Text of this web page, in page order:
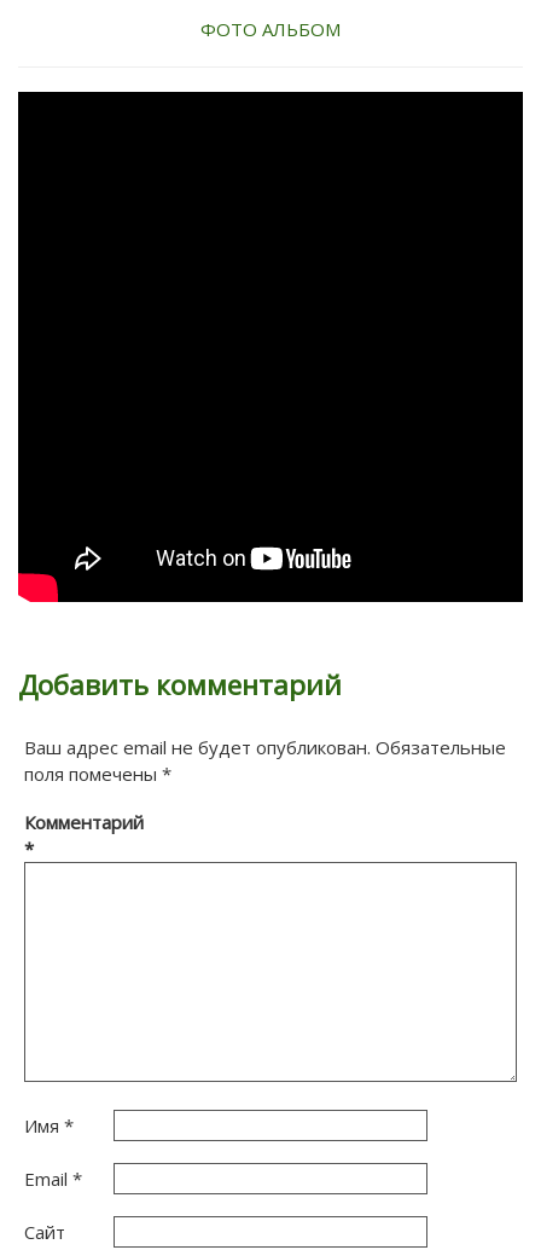
ФОТО АЛЬБОМ
Добавить комментарий
Ваш адрес email не будет опубликован. Обязательные
поля помечены *
Комментарий
*
Имя *
Email *
Сайт